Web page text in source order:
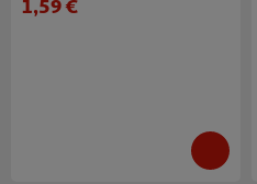
1,59 €